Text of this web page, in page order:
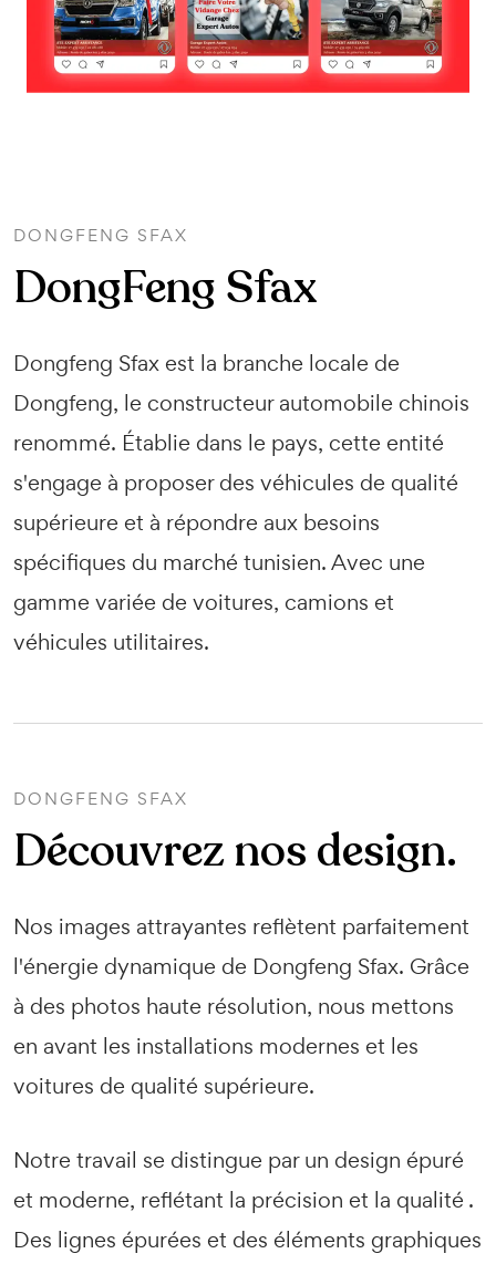
DONGFENG SFAX
DongFeng Sfax
Dongfeng Sfax est la branche locale de
Dongfeng, le constructeur automobile chinois
renommé. Établie dans le pays, cette entité
s'engage à proposer des véhicules de qualité
supérieure et à répondre aux besoins
spécifiques du marché tunisien. Avec une
gamme variée de voitures, camions et
véhicules utilitaires.
DONGFENG SFAX
Découvrez nos design.
Nos images attrayantes reflètent parfaitement
l'énergie dynamique de Dongfeng Sfax. Grâce
à des photos haute résolution, nous mettons
en avant les installations modernes et les
voitures de qualité supérieure.
Notre travail se distingue par un design épuré
et moderne, reflétant la précision et la qualité .
Des lignes épurées et des éléments graphiques